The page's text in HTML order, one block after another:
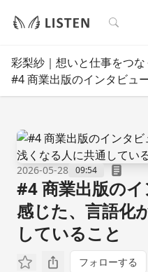
検索
彩梨紗｜想いと仕事をつ
#4 商業出版のインタビュ
2026-05-28 09:54
#4 商業出版の
感じた、言語化
していること
フォローする